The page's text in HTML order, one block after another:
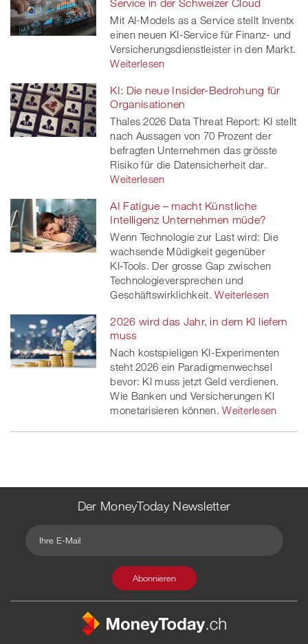
Service in der Schweizer Cloud
Mit AI-Models as a Service stellt Inventx
einen neuen KI-Service für Finanz- und
Versicherungsdienstleister in den Markt.
Weiterlesen
KI: Die neue Insider-Bedrohung für
Organisationen
Thales 2026 Data Threat Report: KI stellt
nach Aussagen von 70 Prozent der
befragten Unternehmen das grösste
Risiko für die Datensicherheit dar.
Weiterlesen
AI Fatigue – macht Künstliche
Intelligenz Unternehmen müde?
Wenn Technologie zur Last wird: Die
wachsende Müdigkeit gegenüber
KI‑Tools. Der grosse Gap zwischen
Technologieversprechen und
Geschäftswirklichkeit. Weiterlesen
2026 wird das Jahr, in dem KI liefern
muss
Nach kostspieligen KI-Experimenten
steht 2026 ein Paradigmenwechsel
bevor: KI muss jetzt Geld verdienen.
Wie Banken und Versicherungen KI
monetarisieren können. Weiterlesen
Der MoneyToday Newsletter